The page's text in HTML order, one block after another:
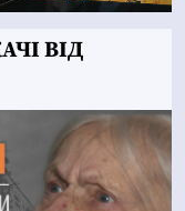
ВІД